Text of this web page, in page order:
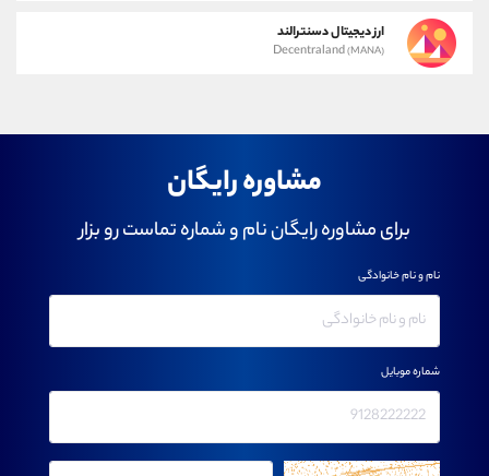
ارز دیجیتال دسنترالند
Decentraland(MANA)
مشاوره رایگان
برای مشاوره رایگان نام و شماره تماست رو بزار
نام و نام خانوادگی
شماره موبایل